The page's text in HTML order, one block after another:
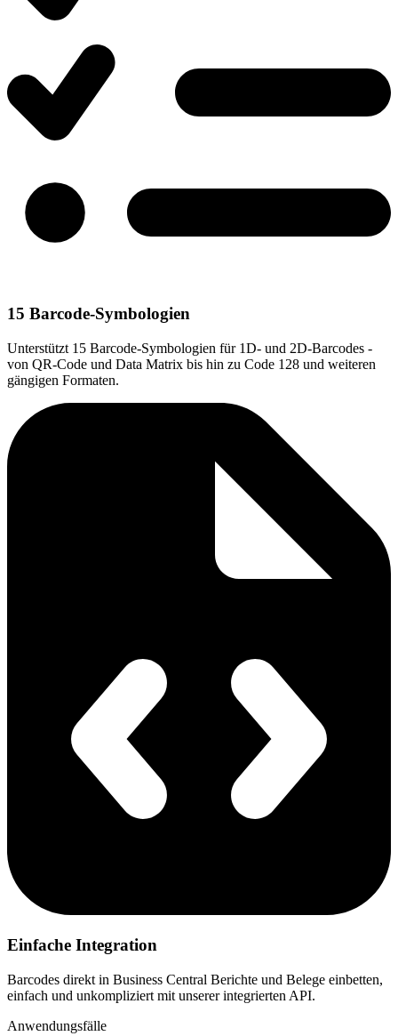
15 Barcode-Symbologien
Unterstützt 15 Barcode-Symbologien für 1D- und 2D-Barcodes -
von QR-Code und Data Matrix bis hin zu Code 128 und weiteren
gängigen Formaten.
Einfache Integration
Barcodes direkt in Business Central Berichte und Belege einbetten,
einfach und unkompliziert mit unserer integrierten API.
Anwendungsfälle